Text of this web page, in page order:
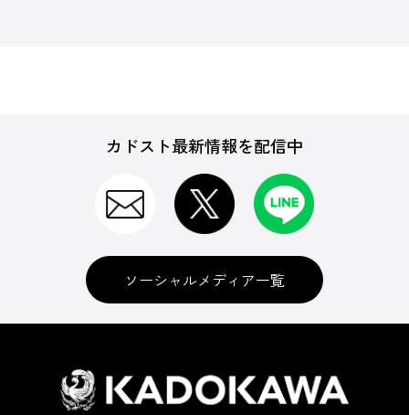
カドスト最新情報を配信中
ソーシャルメディア一覧